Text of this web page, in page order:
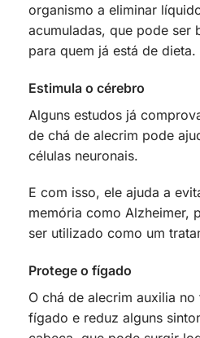
organismo a eliminar
acumuladas, que pode ser
para quem já está de dieta.
Estimula o cérebro
Alguns estudos já
de chá de alecrim pode
células neuronais.
E com isso, ele ajuda a
memória como Alzheimer,
ser utilizado como um
Protege o fígado
O chá de alecrim auxilia
fígado e reduz alguns